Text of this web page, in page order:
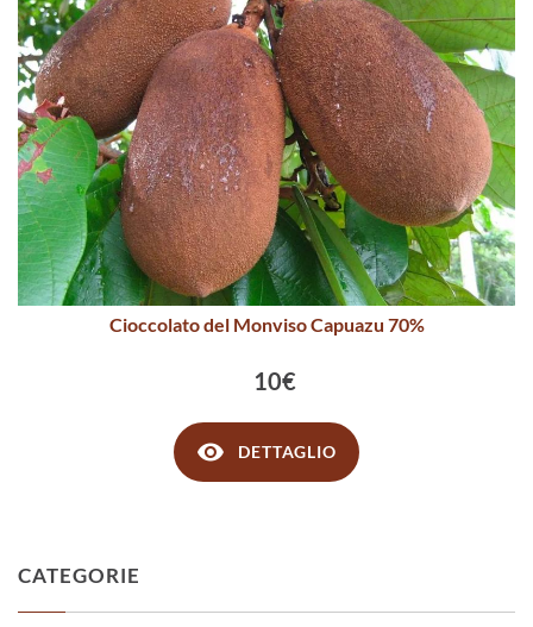
Cioccolato del Monviso Capuazu 70%
10€
DETTAGLIO
CATEGORIE